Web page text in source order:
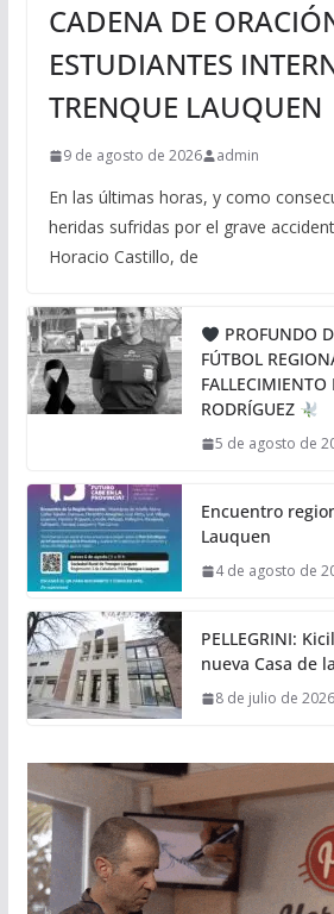
CADENA DE
ESTUDIANTES
TRENQUE LAUQUEN
9 de agosto de 2026 admin
En las últimas horas, y como
heridas sufridas por el grave
Horacio Castillo, de
PROFUNDO
FÚTBOL
RODRÍGUEZ
5 de agosto de
Encuentro
Lauquen
4 de agosto de
PELLEGRINI:
nueva Casa de
8 de julio de 2026